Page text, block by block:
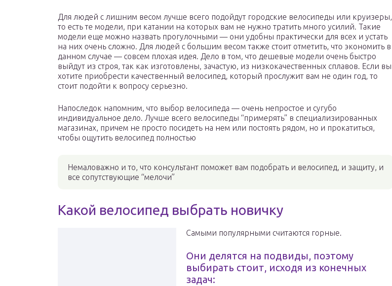
Для людей с лишним весом лучше всего подойдут городские велосипеды или круизеры,
то есть те модели, при катании на которых вам не нужно тратить много усилий. Такие
модели еще можно назвать прогулочными — они удобны практически для всех и устать
на них очень сложно. Для людей с большим весом также стоит отметить, что экономить в
данном случае — совсем плохая идея. Дело в том, что дешевые модели очень быстро
выйдут из строя, так как изготовлены, зачастую, из низкокачественных сплавов. Если вы
хотите приобрести качественный велосипед, который прослужит вам не один год, то
стоит подойти к вопросу серьезно.
Напоследок напомним, что выбор велосипеда — очень непростое и сугубо
индивидуальное дело. Лучше всего велосипеды “примерять” в специализированных
магазинах, причем не просто посидеть на нем или постоять рядом, но и прокатиться,
чтобы ощутить велосипед полностью
Немаловажно и то, что консультант поможет вам подобрать и велосипед, и защиту, и
все сопутствующие “мелочи”
Какой велосипед выбрать новичку
Самыми популярными считаются горные.
Они делятся на подвиды, поэтому
выбирать стоит, исходя из конечных
задач: